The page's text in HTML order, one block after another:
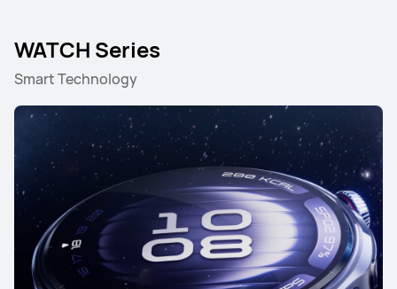
WATCH Series
Smart Technology